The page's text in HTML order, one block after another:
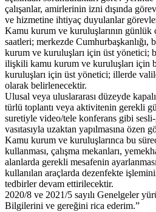
çalışanlar, amirlerinin izni dışında
ve hizmetine ihtiyaç duyulanlar
Kamu kurum ve kuruluşlarının günlük
saatleri; merkezde
kurum ve kuruluşları için üst yönetici;
ilişkili kamu kurum ve kuruluşları için
kuruluşları için üst yönetici; illerde
olarak belirlenecektir.
Ulusal veya uluslararası düzeyde
türlü toplantı veya aktivitenin gerekli
suretiyle video/tele konferans gibi
vasıtasıyla uzaktan yapılmasına özen
Kamu kurum ve kuruluşlarınca bu
kullanması, çalışma mekanları,
alanlarda gerekli mesafenin
kullanılan araçlarda dezenfekte
tedbirler devam ettirilecektir.
2020/8 ve 2021/5 sayılı Genelgeler
Bilgilerini ve gereğini rica ederim.”